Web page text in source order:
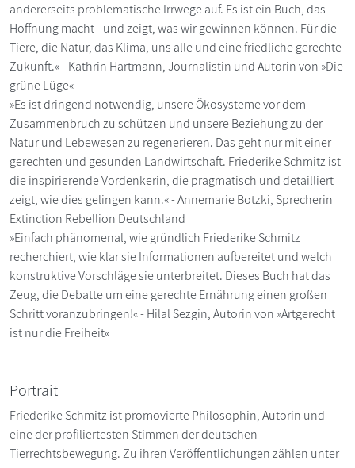
andererseits problematische Irrwege auf. Es ist ein Buch, das
Hoffnung macht - und zeigt, was wir gewinnen können. Für die
Tiere, die Natur, das Klima, uns alle und eine friedliche gerechte
Zukunft.« - Kathrin Hartmann, Journalistin und Autorin von »Die
grüne Lüge«
»Es ist dringend notwendig, unsere Ökosysteme vor dem
Zusammenbruch zu schützen und unsere Beziehung zu der
Natur und Lebewesen zu regenerieren. Das geht nur mit einer
gerechten und gesunden Landwirtschaft. Friederike Schmitz ist
die inspirierende Vordenkerin, die pragmatisch und detailliert
zeigt, wie dies gelingen kann.« - Annemarie Botzki, Sprecherin
Extinction Rebellion Deutschland
»Einfach phänomenal, wie gründlich Friederike Schmitz
recherchiert, wie klar sie Informationen aufbereitet und welch
konstruktive Vorschläge sie unterbreitet. Dieses Buch hat das
Zeug, die Debatte um eine gerechte Ernährung einen großen
Schritt voranzubringen!« - Hilal Sezgin, Autorin von »Artgerecht
ist nur die Freiheit«
Portrait
Friederike Schmitz ist promovierte Philosophin, Autorin und
eine der profiliertesten Stimmen der deutschen
Tierrechtsbewegung. Zu ihren Veröffentlichungen zählen unter